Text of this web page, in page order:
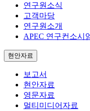
연구원소식
고객마당
연구원소개
APEC 연구컨소시
현안자료
보고서
현안자료
영문자료
멀티미디어자료